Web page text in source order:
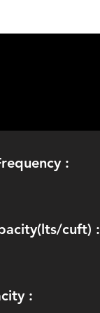
:
cuft) :
: